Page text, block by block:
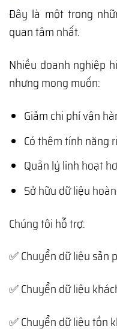
Đây là một trong
quan tâm nhất.
Nhiều doanh nghiệp
nhưng mong muốn:
Giảm chi phí vận
Có thêm tính năng
Quản lý linh hoạt
Sở hữu dữ liệu
Chúng tôi hỗ trợ:
✅ Chuyển dữ liệu sản
✅ Chuyển dữ liệu
✅ Chuyển dữ liệu tồn